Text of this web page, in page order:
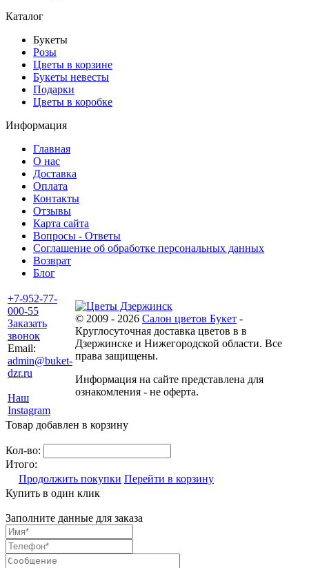
Каталог
Букеты
Розы
Цветы в корзине
Букеты невесты
Подарки
Цветы в коробке
Информация
Главная
О нас
Доставка
Оплата
Контакты
Отзывы
Карта сайта
Вопросы - Ответы
Соглашение об обработке персональных данных
Возврат
Блог
+7-952-77-
000-55
Заказать
звонок
Email:
admin@buket-
dzr.ru
Наш
Instagram
© 2009 - 2026 Салон цветов Букет -
Круглосуточная доставка цветов в в
Дзержинске и Нижегородской области. Все
права защищены.
Информация на сайте представлена для
ознакомления - не оферта.
Товар добавлен в корзину
Кол-во:
Итого:
Продолжить покупки Перейти в корзину
Купить в один клик
Заполните данные для заказа